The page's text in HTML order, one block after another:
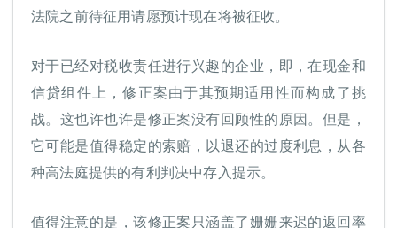
法院之前待征用请愿预计现在将被征收。
对于已经对税收责任进行兴趣的企业，即，在现金和
信贷组件上，修正案由于其预期适用性而构成了挑
战。这也许也许是修正案没有回顾性的原因。但是，
它可能是值得稳定的索赔，以退还的过度利息，从各
种高法庭提供的有利判决中存入提示。
值得注意的是，该修正案只涵盖了姗姗来迟的返回率